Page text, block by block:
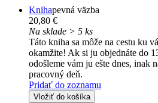
Knihapevná väzba
20,80 €
Na sklade > 5 ks
Táto kniha sa môže na cestu ku
okamžite! Ak si ju objednáte do
odošleme vám ju ešte dnes, inak
pracovný deň.
Pridať do zoznamu
Vložiť do košíka